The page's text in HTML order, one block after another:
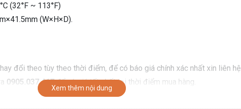
(32°F ~ 113°F)
(W×H×D).
đổi theo tùy theo thời điểm, để có báo giá chính xác nhất xin liên hệ
0905.037.467để có giá tốt nhất tại thời điểm mua hàng.
Xem thêm nội dung